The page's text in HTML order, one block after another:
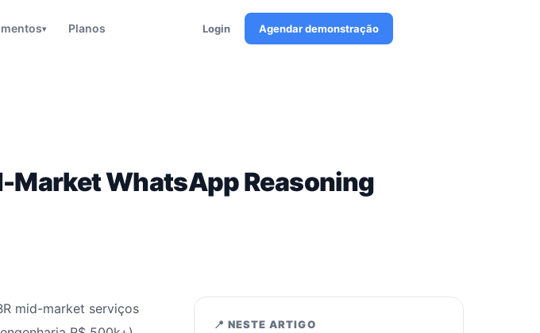
▾ Planos Login Agendar demonstração
Market WhatsApp Reasoning
mid-market serviços
📍 NESTE ARTIGO